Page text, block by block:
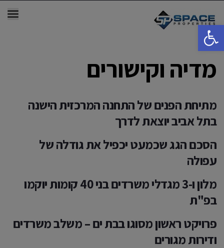
פתח סרגל נגישות
מדיה וקישורים
מתיחת הפנים של התחנה המרכזית הישנה
בתל אביב יוצאת לדרך
הסכם הגג שכמעט יכפיל את גודלה של
עפולה
מלון ו-3 מגדלי משרדים בני 40 קומות יוקמו
בפ"ת
פרויקט ראשון מסוגו בבת ים – משלב משרדים
ודירות מגורים